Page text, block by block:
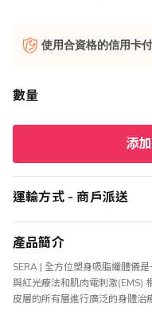
使用合資格的信用卡
數量
添
運輸方式 - 商戶派送
產品簡介
SERA | 全方位塑身吸脂纖體儀
與紅光療法和肌肉電刺激(EMS)
皮層的所有層進行廣泛的身體治